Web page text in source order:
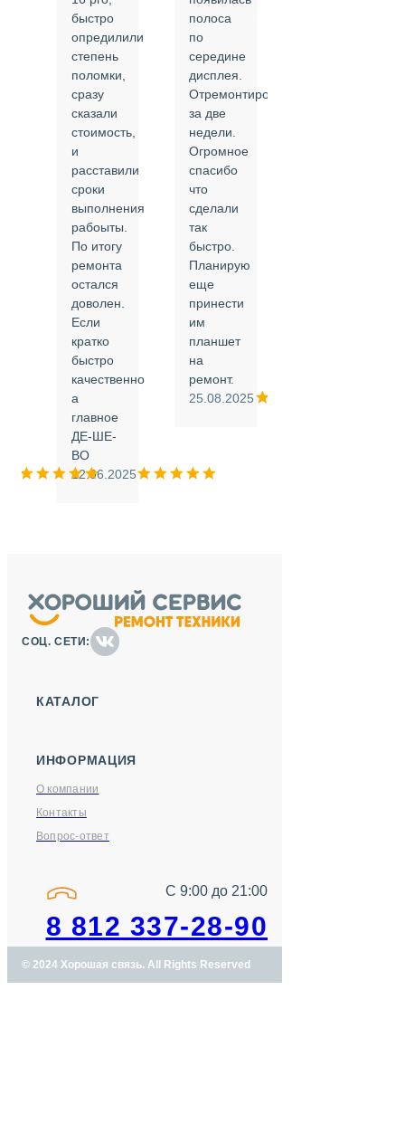
быстро
опредилили
степень
поломки,
сразу
сказали
стоимость,
и
расставили
сроки
выполнения
рабоыты.
По итогу
ремонта
остался
доволен.
Если
кратко
быстро
качественно
а
главное
ДЕ-ШЕ-
ВО
12.06.2025
полоса
по
середине
дисплея.
Отремонтировали
за две
недели.
Огромное
спасибо
что
сделали
так
быстро.
Планирую
еще
принести
им
планшет
на
ремонт.
25.08.2025
СОЦ. СЕТИ:
КАТАЛОГ
ИНФОРМАЦИЯ
О компании
Контакты
Вопрос-ответ
С 9:00 до 21:00
8 812 337-28-90
© 2024 Хорошая связь. All Rights Reserved